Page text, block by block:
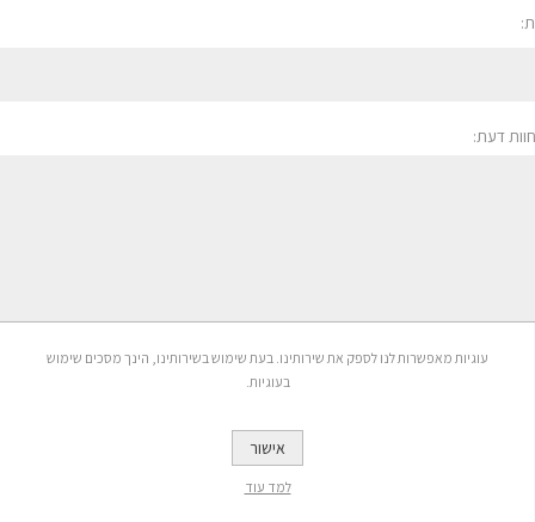
דעת:
עוגיות מאפשרות לנו לספק את שירותינו. בעת שימוש בשירותינו, הינך מסכים שימוש
בעוגיות.
אישור
למד עוד